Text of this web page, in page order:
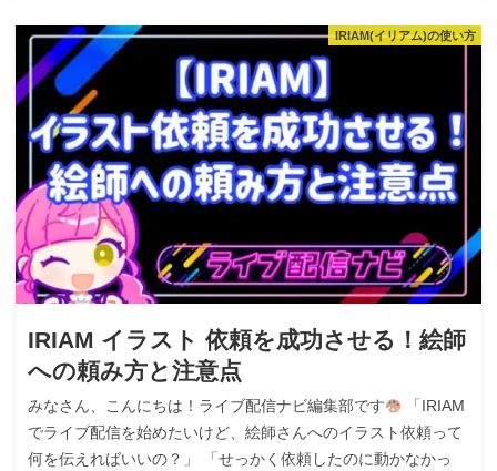
IRIAM(イリアム)の使い方
IRIAM イラスト 依頼を成功させる！絵師
への頼み方と注意点
みなさん、こんにちは！ライブ配信ナビ編集部です
「IRIAM
でライブ配信を始めたいけど、絵師さんへのイラスト依頼って
何を伝えればいいの？」 「せっかく依頼したのに動かなかっ